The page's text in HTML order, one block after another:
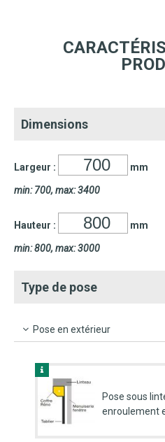
Dimensions
Largeur : mm
min: 700, max: 3400
Hauteur : mm
min: 800, max: 3000
Type de pose
Pose en extérieur
Pose sous
enroulement